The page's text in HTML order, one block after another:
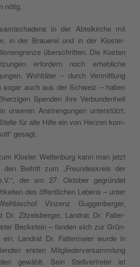
nötig.
in der Abteikirche mit
in der Brauerei und in der Kloster­
über­schrit­ten. Die Kosten
erfordern noch erhe­bliche
Wohltäter – durch Ver­mit­tlung
sog­ar auch aus der Schweiz – haben
Spenden ihre Ver­bun­den­heit
unseren Anstren­gun­gen unter­stützt.
für alle Hil­fe ein von Herzen kom­
gesagt.
Kloster Wel­tenburg kann man jet­zt
Beitritt zum „Fre­un­deskreis der
der am 27. Okto­ber gegrün­det
des öffentlichen Lebens – unter
Vinzenz Guggen­berg­er,
Dr. Zitzels­berg­er, Lan­drat Dr. Fal­ter­
Beck­stein – fan­den sich zur Grün­
ein. Lan­drat Dr. Fal­ter­meier wurde in
ersten Mit­gliederver­samm­lung
gewählt. Sein Stel­lvertreter ist